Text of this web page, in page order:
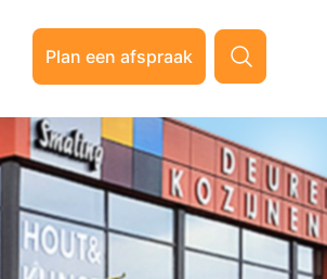
Plan een afspraak